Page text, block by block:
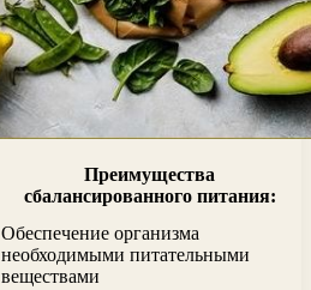
Преимущества
сбалансированного питания:
Обеспечение организма
необходимыми питательными
веществами